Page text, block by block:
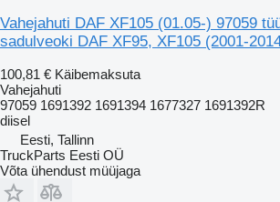
Vahejahuti DAF XF105 (01.05-) 97059
sadulveoki DAF XF95, XF105 (2001-
100,81 € Käibemaksuta
Vahejahuti
97059 1691392 1691394 1677327 1691392R
diisel
Eesti, Tallinn
TruckParts Eesti OÜ
Võta ühendust müüjaga